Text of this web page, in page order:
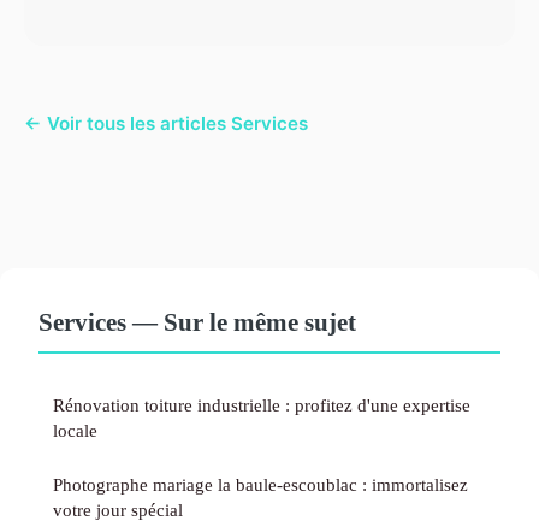
← Voir tous les articles Services
Services — Sur le même sujet
Rénovation toiture industrielle : profitez d'une expertise
locale
Photographe mariage la baule-escoublac : immortalisez
votre jour spécial